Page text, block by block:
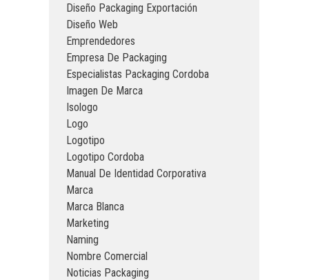
Diseño Packaging Exportación
Diseño Web
Emprendedores
Empresa De Packaging
Especialistas Packaging Cordoba
Imagen De Marca
Isologo
Logo
Logotipo
Logotipo Cordoba
Manual De Identidad Corporativa
Marca
Marca Blanca
Marketing
Naming
Nombre Comercial
Noticias Packaging